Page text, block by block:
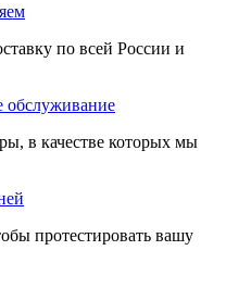
по всей России и
обслуживание
в качестве которых мы
протестировать вашу